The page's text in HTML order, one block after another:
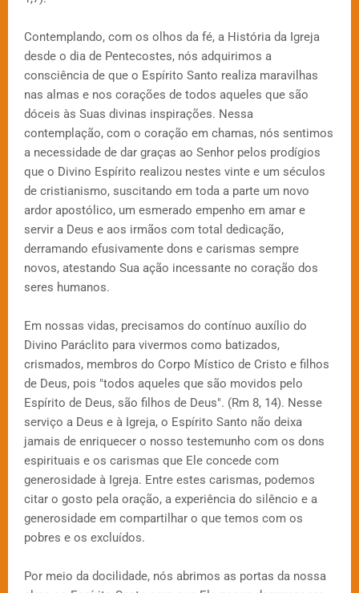
Contemplando, com os olhos da fé, a História da Igreja
desde o dia de Pentecostes, nós adquirimos a
consciência de que o Espírito Santo realiza maravilhas
nas almas e nos corações de todos aqueles que são
dóceis às Suas divinas inspirações. Nessa
contemplação, com o coração em chamas, nós sentimos
a necessidade de dar graças ao Senhor pelos prodígios
que o Divino Espírito realizou nestes vinte e um séculos
de cristianismo, suscitando em toda a parte um novo
ardor apostólico, um esmerado empenho em amar e
servir a Deus e aos irmãos com total dedicação,
derramando efusivamente dons e carismas sempre
novos, atestando Sua ação incessante no coração dos
seres humanos.
Em nossas vidas, precisamos do contínuo auxílio do
Divino Paráclito para vivermos como batizados,
crismados, membros do Corpo Místico de Cristo e filhos
de Deus, pois "todos aqueles que são movidos pelo
Espírito de Deus, são filhos de Deus". (Rm 8, 14). Nesse
serviço a Deus e à Igreja, o Espírito Santo não deixa
jamais de enriquecer o nosso testemunho com os dons
espirituais e os carismas que Ele concede com
generosidade à Igreja. Entre estes carismas, podemos
citar o gosto pela oração, a experiência do silêncio e a
generosidade em compartilhar o que temos com os
pobres e os excluídos.
Por meio da docilidade, nós abrimos as portas da nossa